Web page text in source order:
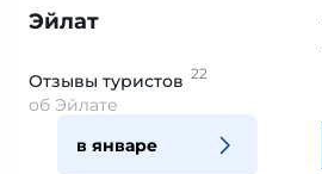
Эйлат
Отзывы туристов 22
об Эйлате
в январе